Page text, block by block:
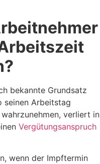
bekannte Grundsatz
seinen Arbeitstag
verliert in
Vergütungsanspruch
wenn der Impftermin